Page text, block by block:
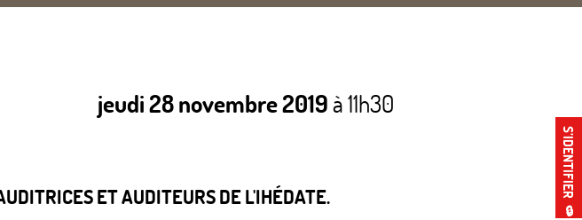
S’IDENTIFIER
🔒
jeudi 28 novembre 2019à 11h30
ET AUDITEURS DE L'IHÉDATE.